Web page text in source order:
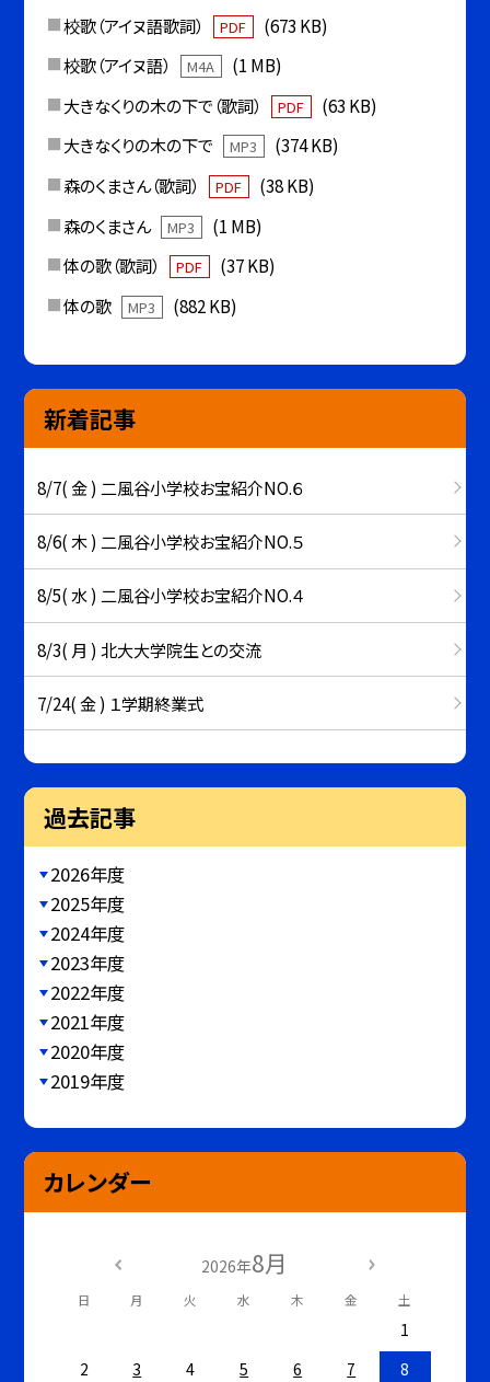
校歌（アイヌ語歌詞） PDF
(673 KB)
校歌（アイヌ語）
M4A
(1 MB)
大きなくりの木の下で（歌詞）
PDF
(63 KB)
大きなくりの木の下で
MP3
(374 KB)
森のくまさん（歌詞）
PDF
(38 KB)
森のくまさん
MP3
(1 MB)
体の歌（歌詞）
PDF
(37 KB)
体の歌
MP3 (882 KB)
新着記事
8/7( 金 ) 二風谷小学校お宝紹介NO.６
8/6( 木 ) 二風谷小学校お宝紹介NO.５
8/5( 水 ) 二風谷小学校お宝紹介NO.４
8/3( 月 ) 北大大学院生との交流
7/24( 金 ) １学期終業式
過去記事
2026年度
2025年度
2024年度
2023年度
2022年度
2021年度
2020年度
2019年度
カレンダー
2026年8月
日 月 火 水 木 金 土
1
2
3 4 5 6 7
8